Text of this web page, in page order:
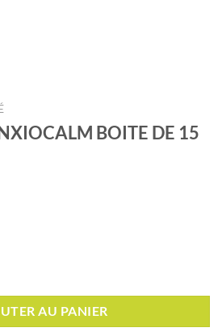
BOITE DE 15
AU PANIER